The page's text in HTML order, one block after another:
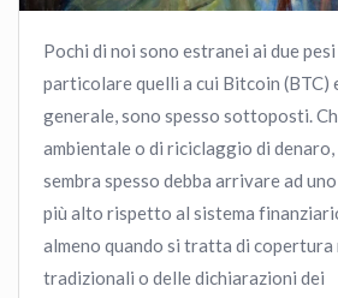
Pochi di noi sono estranei ai due pesi
particolare quelli a cui Bitcoin (BTC)
generale, sono spesso sottoposti.
ambientale o di riciclaggio di
sembra spesso debba arrivare ad
più alto rispetto al sistema
almeno quando si tratta di copertura
tradizionali o delle dichiarazioni dei